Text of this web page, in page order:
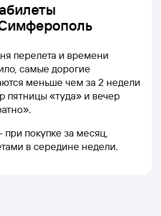
перелета и времени
самые дорогие
меньше чем за 2 недели
пятницы «туда» и вечер
покупке за месяц,
в середине недели.